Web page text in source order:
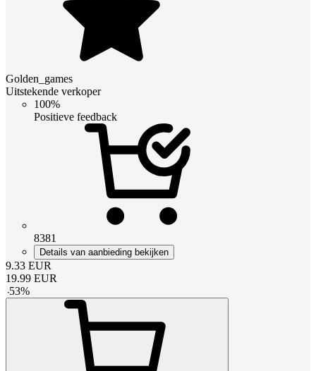
Golden_games
Uitstekende verkoper
100%
Positieve feedback
8381
Details van aanbieding bekijken
9.33 EUR
19.99 EUR
-53%